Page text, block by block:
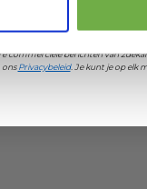
commerciële berichten van
onsPrivacybeleid. Je kunt je op elk